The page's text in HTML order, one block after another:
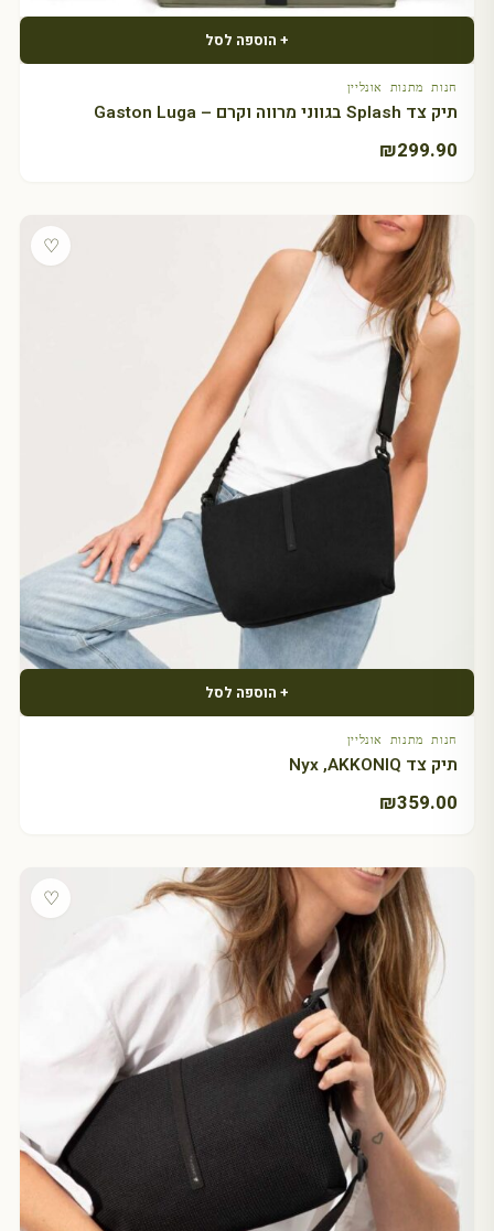
+ הוספה לסל
חנות מתנות אונליין
תיק צד Splash בגווני מרווה וקרם – Gaston Luga
₪299.90
♡
+ הוספה לסל
חנות מתנות אונליין
תיק צד Nyx ,AKKONIQ
₪359.00
♡